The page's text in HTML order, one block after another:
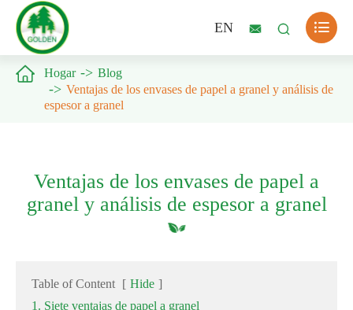
EN   
 Hogar
Blog
Ventajas de los envases de papel a granel y análisis de
espesor a granel
Ventajas de los envases de papel a
granel y análisis de espesor a granel
Table of Content [ Hide ]
1. Siete ventajas de papel a granel